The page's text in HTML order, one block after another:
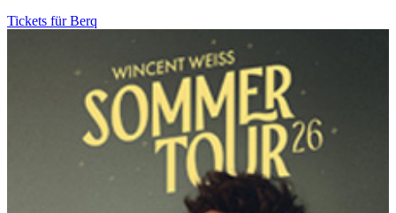
Tickets für Berq